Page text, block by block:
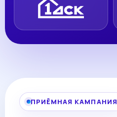
ПРИЁМНАЯ КАМПАНИЯ